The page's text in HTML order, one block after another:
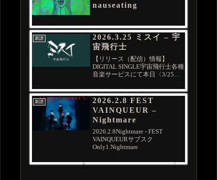
nauseating
新譜
2026.3.25 ミスイ – 宇
宙飛行士
【リリース（配信）情報】
DIGITAL SINGLE宇宙飛行士各種
音楽サービスにて本日〈3/25〉
ト一例Apple MusicSpotifyiTunes
StoreAmazon MusicYouTube
Musi...
新譜
2026.2.8 FEST
VAINQUEUR –
Nightmare
2026.2.8Nightmare - FEST
VAINQUEURサブスク
Only1.Nightmare